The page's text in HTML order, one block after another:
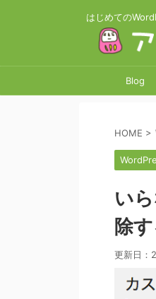
はじめての
Blog
HOME >
い
除
更新日：